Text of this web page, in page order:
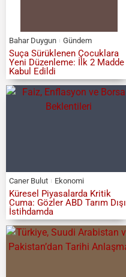
Bahar Duygun Gündem
Suça Sürüklenen Çocuklara
Yeni Düzenleme: İlk 2 Madde
Kabul Edildi
Caner Bulut Ekonomi
Küresel Piyasalarda Kritik
Cuma: Gözler ABD Tarım Dışı
İstihdamda